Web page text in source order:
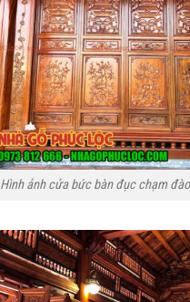
Hình ảnh cửa bức bàn đục chạm